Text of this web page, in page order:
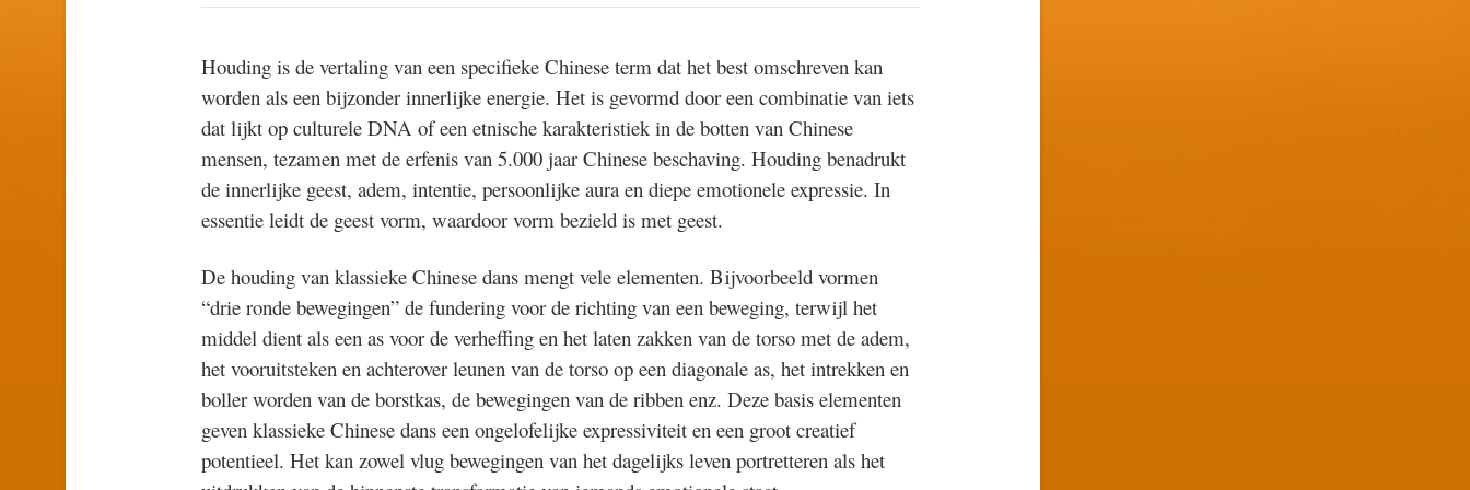
Houding is de vertaling van een specifieke Chinese term dat het best omschreven kan
worden als een bijzonder innerlijke energie. Het is gevormd door een combinatie van iets
dat lijkt op culturele DNA of een etnische karakteristiek in de botten van Chinese
mensen, tezamen met de erfenis van 5.000 jaar Chinese beschaving. Houding benadrukt
de innerlijke geest, adem, intentie, persoonlijke aura en diepe emotionele expressie. In
essentie leidt de geest vorm, waardoor vorm bezield is met geest.
De houding van klassieke Chinese dans mengt vele elementen. Bijvoorbeeld vormen
“drie ronde bewegingen” de fundering voor de richting van een beweging, terwijl het
middel dient als een as voor de verheffing en het laten zakken van de torso met de adem,
het vooruitsteken en achterover leunen van de torso op een diagonale as, het intrekken en
boller worden van de borstkas, de bewegingen van de ribben enz. Deze basis elementen
geven klassieke Chinese dans een ongelofelijke expressiviteit en een groot creatief
potentieel. Het kan zowel vlug bewegingen van het dagelijks leven portretteren als het